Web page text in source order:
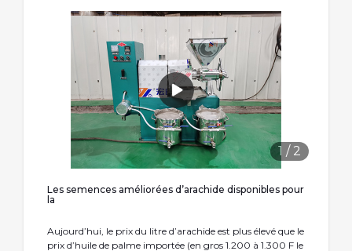
1 / 2
Les semences améliorées d’arachide disponibles pour
la
Aujourd’hui, le prix du litre d’arachide est plus élevé que le
prix d’huile de palme importée (en gros 1.200 à 1.300 F le